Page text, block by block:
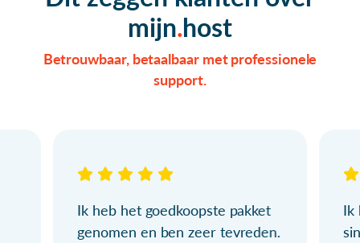
mijn host
Betrouwbaar, betaalbaar met professionele
support.
Ik heb het goedkoopste pakket
genomen en ben zeer tevreden.
Ik